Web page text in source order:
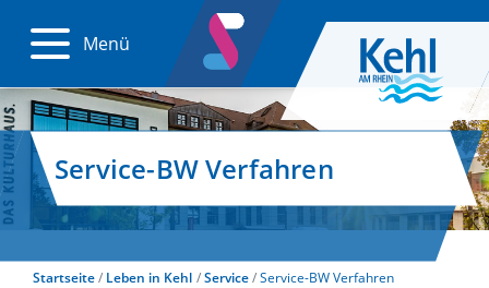
Menü
Service-BW Verfahren
Startseite Leben in Kehl Service Service-BW Verfahren